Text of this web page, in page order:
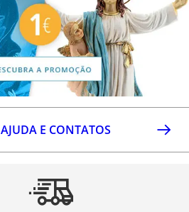
AJUDA E CONTATOS